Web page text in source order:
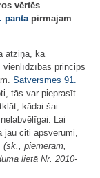
vērtēs
pantapirmajam
atziņa, ka
princips
Satversmes 91.
tās var pieprasīt
kādai šai
Lai
jau citi apsvērumi,
(sk., piemēram,
lietā Nr. 2010-